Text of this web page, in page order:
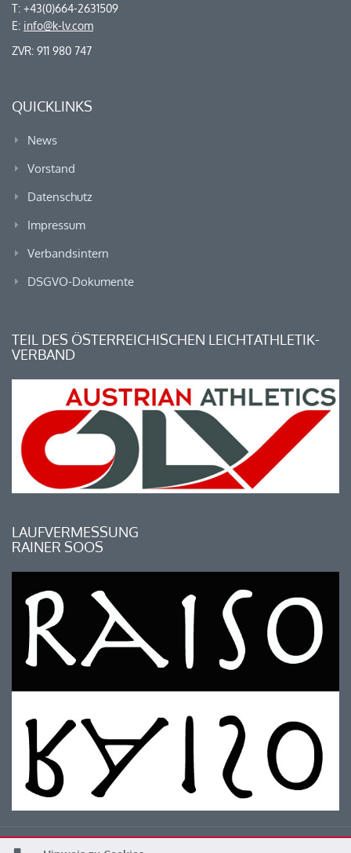
T: +43(0)664-2631509
E: info@k-lv.com
ZVR: 911 980 747
QUICKLINKS
News
Vorstand
Datenschutz
Impressum
Verbandsintern
DSGVO-Dokumente
TEIL DES ÖSTERREICHISCHEN LEICHTATHLETIK-
VERBAND
LAUFVERMESSUNG
RAINER SOOS